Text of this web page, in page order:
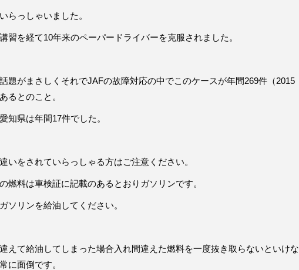
らっしゃいました。
習を経て10年来のペーパードライバーを克服されました。
題がまさしくそれでJAFの故障対応の中でこのケースが年間269件（2015
るとのこと。
知県は年間17件でした。
いをされていらっしゃる方はご注意ください。
燃料は車検証に記載のあるとおりガソリンです。
ソリンを給油してください。
えて給油してしまった場合入れ間違えた燃料を一度抜き取らないといけな
に面倒です。